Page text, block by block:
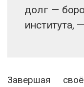
долг —
института,
Завершая